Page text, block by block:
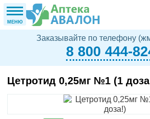
МЕНЮ
Заказывайте по телефону
8 800 444-
Цетротид 0,25мг №1 (1